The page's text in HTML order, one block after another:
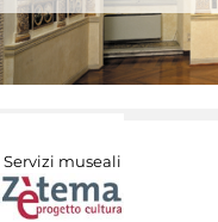
Servizi museali